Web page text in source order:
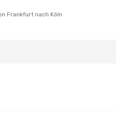
Frankfurt nach Köln